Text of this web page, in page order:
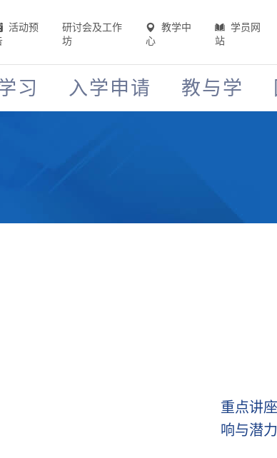
活动预
研讨会及工作
坊
教学中
心
学员网
站
习 入学申请 教与学
重点讲
响与潜